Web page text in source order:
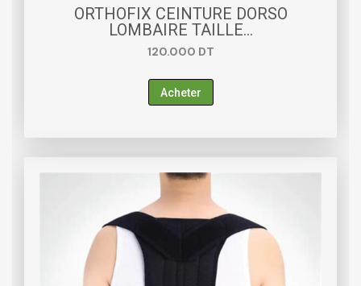
ORTHOFIX CEINTURE DORSO
LOMBAIRE TAILLE…
120.000 DT
Acheter